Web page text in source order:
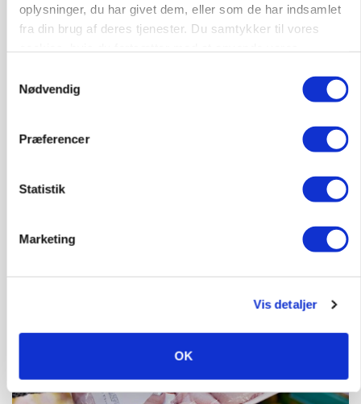
oplysninger, du har givet dem, eller som de har indsamlet
fra din brug af deres tjenester. Du samtykker til vores
Nødvendig
Præferencer
Statistik
Marketing
Vis detaljer
OK
BUSINESS
Fra mark til mur: Byggeriet kan åbne nyt